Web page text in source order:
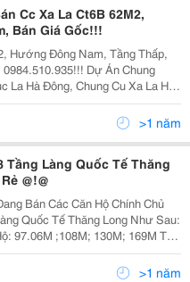
Cc Xa La Ct6B 62M2,
Bán Giá Gốc!!!
Hướng Đông Nam, Tầng Thấp,
Dự Án Chung
La Hà Đông, Chung Cu Xa La Ha
Cư Xa La Phúc La Hà Đông.
Chung Cu Xa La Ha Dong Chính
>1 năm
Tầng Làng Quốc Tế Thăng
@!@
Bán Các Căn Hộ Chính Chủ
Quốc Tế Thăng Long Như Sau:
97.06M ;108M; 130M; 169M Tòa
Diện Tích = 97M2, Hướng Tb.
1005, Diện Tích 130M
>1 năm